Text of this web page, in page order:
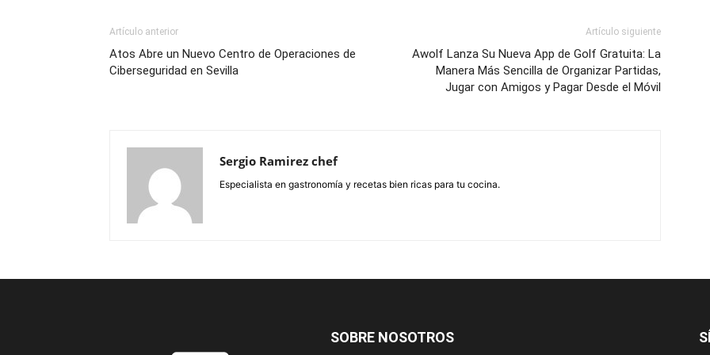
Artículo anterior
Atos Abre un Nuevo Centro de Operaciones de
Ciberseguridad en Sevilla
Artículo siguiente
Awolf Lanza Su Nueva App de Golf Gratuita: La
Manera Más Sencilla de Organizar Partidas,
Jugar con Amigos y Pagar Desde el Móvil
Sergio Ramirez chef
Especialista en gastronomía y recetas bien ricas para tu cocina.
SOBRE NOSOTROS